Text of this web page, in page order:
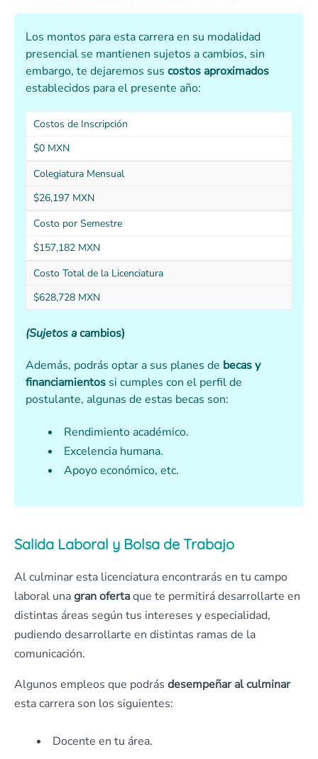
Los montos para esta carrera en su modalidad
presencial se mantienen sujetos a cambios, sin
embargo, te dejaremos sus costos aproximados
establecidos para el presente año:
Costos de Inscripción
$0 MXN
Colegiatura Mensual
$26,197 MXN
Costo por Semestre
$157,182 MXN
Costo Total de la Licenciatura
$628,728 MXN
(Sujetos acambios)
Además, podrás optar a sus planes de becas y
financiamientos si cumples con el perfil de
postulante, algunas de estas becas son:
Rendimiento académico.
Excelencia humana.
Apoyo económico, etc.
Salida Laboral y Bolsa de Trabajo
Al culminar esta licenciatura encontrarás en tu campo
laboral unagran ofertaque te permitirá desarrollarte en
distintas áreas según tus intereses y especialidad,
pudiendo desarrollarte en distintas ramas de la
comunicación.
Algunos empleos que podrás desempeñar al culminar
esta carrera son los siguientes:
Docente en tu área.